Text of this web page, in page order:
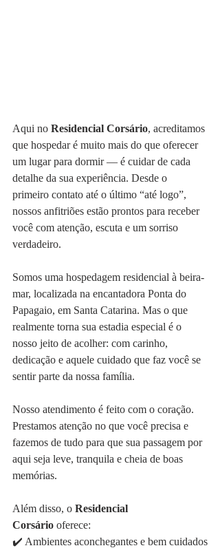
Aqui no Residencial Corsário, acreditamos
que hospedar é muito mais do que oferecer
um lugar para dormir — é cuidar de cada
detalhe da sua experiência. Desde o
primeiro contato até o último “até logo”,
nossos anfitriões estão prontos para receber
você com atenção, escuta e um sorriso
verdadeiro.
Somos uma hospedagem residencial à beira-
mar, localizada na encantadora Ponta do
Papagaio, em Santa Catarina. Mas o que
realmente torna sua estadia especial é o
nosso jeito de acolher: com carinho,
dedicação e aquele cuidado que faz você se
sentir parte da nossa família.
Nosso atendimento é feito com o coração.
Prestamos atenção no que você precisa e
fazemos de tudo para que sua passagem por
aqui seja leve, tranquila e cheia de boas
memórias.
Além disso, o Residencial
Corsário oferece:
✔️ Ambientes aconchegantes e bem cuidados